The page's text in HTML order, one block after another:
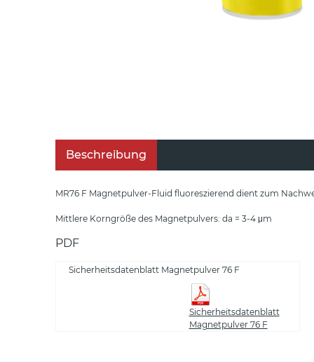
Beschreibung
MR76 F Magnetpulver-Fluid fluoreszierend dient zum
Mittlere Korngröße des Magnetpulvers: da = 3-4 μm
PDF
Sicherheitsdatenblatt Magnetpulver 76 F
Sicherheitsdatenblatt
Magnetpulver 76 F